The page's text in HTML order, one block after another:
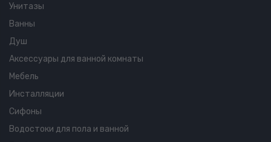
Унитазы
Ванны
Душ
Аксессуары для ванной комнаты
Мебель
Инсталляции
Сифоны
Водостоки для пола и ванной